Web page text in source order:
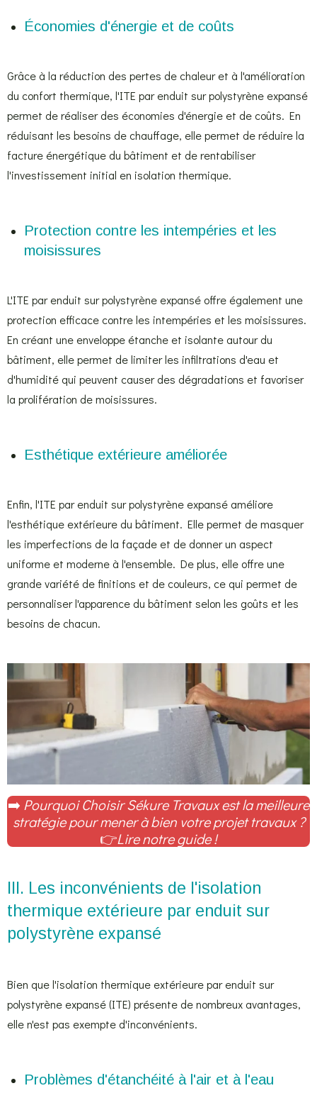
Économies d'énergie et de coûts
Grâce à la réduction des pertes de chaleur et à l'amélioration
du confort thermique, l'ITE par enduit sur polystyrène expansé
permet de réaliser des économies d'énergie et de coûts. En
réduisant les besoins de chauffage, elle permet de réduire la
facture énergétique du bâtiment et de rentabiliser
l'investissement initial en isolation thermique.
Protection contre les intempéries et les
moisissures
L'ITE par enduit sur polystyrène expansé offre également une
protection efficace contre les intempéries et les moisissures.
En créant une enveloppe étanche et isolante autour du
bâtiment, elle permet de limiter les infiltrations d'eau et
d'humidité qui peuvent causer des dégradations et favoriser
la prolifération de moisissures.
Esthétique extérieure améliorée
Enfin, l'ITE par enduit sur polystyrène expansé améliore
l'esthétique extérieure du bâtiment. Elle permet de masquer
les imperfections de la façade et de donner un aspect
uniforme et moderne à l'ensemble. De plus, elle offre une
grande variété de finitions et de couleurs, ce qui permet de
personnaliser l'apparence du bâtiment selon les goûts et les
besoins de chacun.
➡️ Pourquoi Choisir Sékure Travaux est la meilleure
stratégie pour mener à bien votre projet travaux ?
👉Lire notre guide !
III. Les inconvénients de l'isolation
thermique extérieure par enduit sur
polystyrène expansé
Bien que l'isolation thermique extérieure par enduit sur
polystyrène expansé (ITE) présente de nombreux avantages,
elle n'est pas exempte d'inconvénients.
Problèmes d'étanchéité à l'air et à l'eau